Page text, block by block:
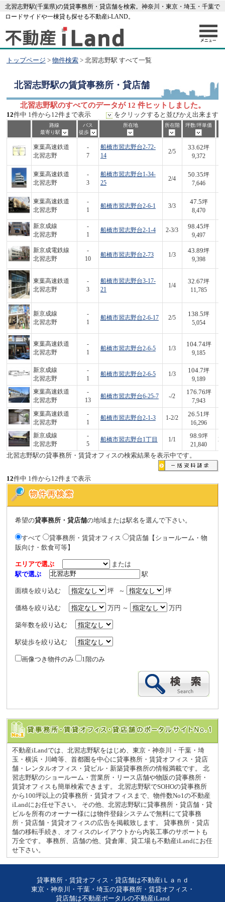
北習志野駅(千葉県)の賃貸事務所・貸店舗を検索。神奈川・東京・埼玉・千葉で
ロードサイドや一棟貸も探せる不動産i-LAND。
トップページ > 物件検索> 北習志野駅 すべて一覧
北習志野駅の賃貸事務所・貸店舗
北習志野駅のすべてのデータが 12 件ヒットしました。
12件中 1件から12件まで表示 をクリックすると並びかえ出来ます
路線
最寄り駅
バス
徒歩
所在地 所在階 坪数/坪単価
東葉高速鉄道
北習志野
-
7
船橋市習志野台2-72-
14
2/5
33.62坪
9,372
東葉高速鉄道
北習志野
-
3
船橋市習志野台1-34-
25
2/4
50.35坪
7,646
東葉高速鉄道
北習志野
-
1
船橋市習志野台2-6-1 3/3
47.5坪
8,470
新京成線
北習志野
-
1
船橋市習志野台2-1-4 2-3/3
98.45坪
9,497
新京成電鉄線
北習志野
-
10
船橋市習志野台2-73 1/3
43.89坪
9,398
東葉高速鉄道
北習志野
-
3
船橋市習志野台3-17-
21
1/4
32.67坪
11,785
新京成線
北習志野
-
1
船橋市習志野台2-6-17 2/5
138.5坪
5,054
東葉高速鉄道
北習志野
-
1
船橋市習志野台2-6-5 1/3
104.74坪
9,185
新京成線
北習志野
-
1
船橋市習志野台2-6-5 1/3
104.7坪
9,189
東葉高速鉄道
北習志野
-
13
船橋市習志野台6-25-7 -/2
176.76坪
7,943
東葉高速鉄道
北習志野
-
1
船橋市習志野台2-1-3 1-2/2
26.51坪
16,296
新京成線
北習志野
-
5
船橋市習志野台1丁目 1/1
98.9坪
21,840
北習志野駅の貸事務所・賃貸オフィスの検索結果を表示中です。
12件中 1件から12件まで表示
希望の貸事務所・貸店舗の地域または駅名を選んで下さい。
すべて 貸事務所・賃貸オフィス
貸店舗【ショールーム・物
販向け・飲食可等】
エリアで選ぶ
または
駅で選ぶ
駅
面積を絞り込む 坪 ～ 坪
価格を絞り込む 万円 ～ 万円
築年数を絞り込む
駅徒歩を絞り込む
画像つき物件のみ 1階のみ
不動産iLandでは、北習志野駅をはじめ、東京・神奈川・千葉・埼
玉・横浜・川崎等、首都圏を中心に貸事務所・賃貸オフィス・貸店
舗・レンタルオフィス・貸ビル・新築貸事務所の情報満載です。 北
習志野駅のショールーム・営業所・リース店舗や物販の貸事務所・
賃貸オフィスも簡単検索できます。 北習志野駅でSOHOの貸事務所
から100坪以上の貸事務所・賃貸オフィスまで、物件数No1の不動産
iLandにお任せ下さい。 その他、北習志野駅に貸事務所・貸店舗・貸
ビルを所有のオーナー様には物件登録システムで無料にて貸事務
所・貸店舗・賃貸オフィスの広告を掲載致します。 貸事務所・貸店
舗の移転手続き、オフィスのレイアウトから内装工事のサポートも
万全です。 事務所、店舗の他、貸倉庫、貸工場も不動産iLandにお任
せ下さい。
貸事務所・賃貸オフィス・貸店舗は不動産iＬａｎｄ
東京・神奈川・千葉・埼玉の貸事務所・賃貸オフィス・
貸店舗は不動産ポータルの不動産iLand